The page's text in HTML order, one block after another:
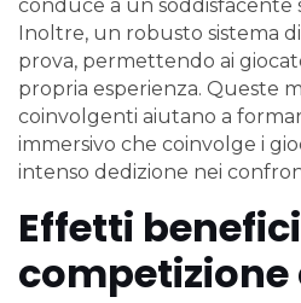
conduce a un soddisfacente
Inoltre, un robusto sistema
prova, permettendo ai
propria esperienza. Queste
coinvolgenti aiutano a
immersivo che coinvolge i
intenso dedizione nei
Effetti